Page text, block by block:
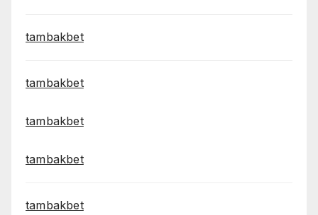
tambakbet
tambakbet
tambakbet
tambakbet
tambakbet